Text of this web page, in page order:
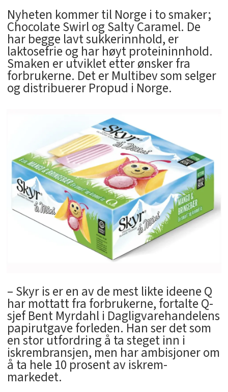
Nyheten kommer til Norge i to smaker;
Chocolate Swirl og Salty Caramel. De
har begge lavt sukkerinnhold, er
laktosefrie og har høyt proteininnhold.
Smaken er utviklet etter ønsker fra
forbrukerne. Det er Multibev som selger
og distribuerer Propud i Norge.
– Skyr is er en av de mest likte ideene Q
har mottatt fra forbrukerne, fortalte Q-
sjef Bent Myrdahl i Dagligvarehandelens
papirutgave forleden. Han ser det som
en stor utfordring å ta steget inn i
iskrembransjen, men har ambisjoner om
å ta hele 10 prosent av iskrem-
markedet.